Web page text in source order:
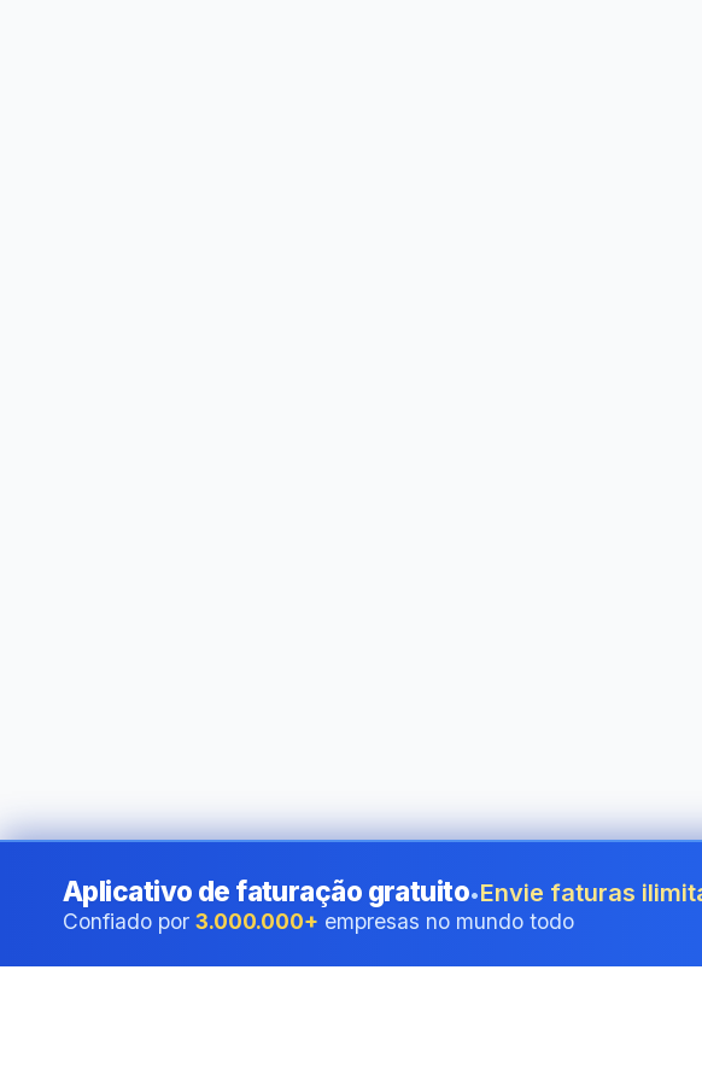
Aplicativo de faturação gratuito•Envie faturas
Confiado por 3.000.000+ empresas no mundo todo